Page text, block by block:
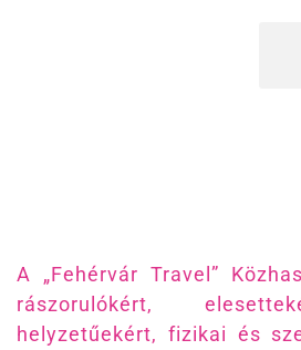
A „Fehérvár Travel”
rászorulókért,
helyzetűekért, fizikai és